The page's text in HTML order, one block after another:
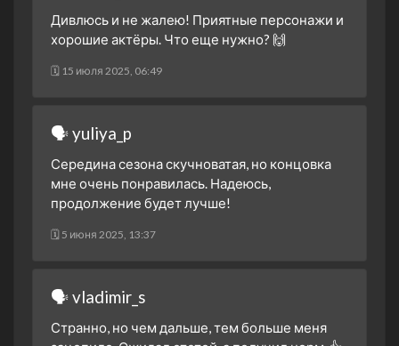
Дивлюсь и не жалею! Приятные персонажи и
хорошие актёры. Что еще нужно? 🙌
🗓 15 июля 2025, 06:49
🗣 yuliya_p
Середина сезона скучноватая, но концовка
мне очень понравилась. Надеюсь,
продолжение будет лучше!
🗓 5 июня 2025, 13:37
🗣 vladimir_s
Странно, но чем дальше, тем больше меня